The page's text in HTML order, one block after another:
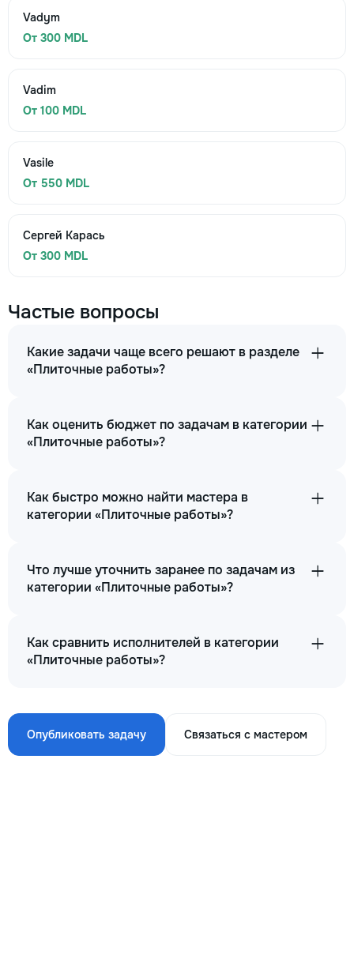
Vadym
От 300 MDL
Vadim
От 100 MDL
Vasile
От 550 MDL
Сергей Карась
От 300 MDL
Частые вопросы
Какие задачи чаще всего решают в разделе
«Плиточные работы»?
Как оценить бюджет по задачам в категории
«Плиточные работы»?
Как быстро можно найти мастера в
категории «Плиточные работы»?
Что лучше уточнить заранее по задачам из
категории «Плиточные работы»?
Как сравнить исполнителей в категории
«Плиточные работы»?
Опубликовать задачу Связаться с мастером